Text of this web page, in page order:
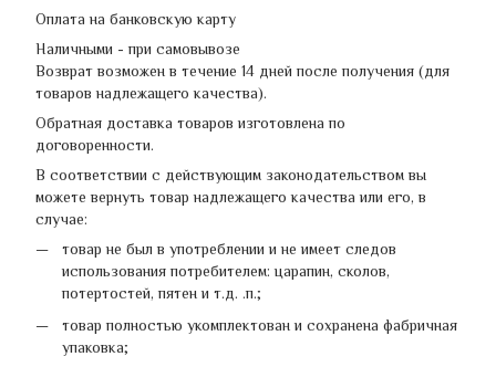
Оплата на банковскую карту
Наличными - при самовывозе
Возврат возможен в течение 14 дней после получения (для
товаров надлежащего качества).
Обратная доставка товаров изготовлена по
договоренности.
В соответствии с действующим законодательством вы
можете вернуть товар надлежащего качества или его, в
случае:
товар не был в употреблении и не имеет следов
использования потребителем: царапин, сколов,
потертостей, пятен и т.д. .п.;
товар полностью укомплектован и сохранена фабричная
упаковка;